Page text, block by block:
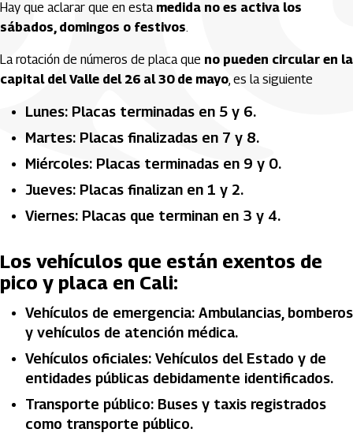
Hay que aclarar que en esta medida no es activa los
sábados, domingos o festivos.
La rotación de números de placa que no pueden circular en la
capital del Valle del 26 al 30 de mayo, es la siguiente
Lunes: Placas terminadas en 5 y 6.
Martes: Placas finalizadas en 7 y 8.
Miércoles: Placas terminadas en 9 y 0.
Jueves: Placas finalizan en 1 y 2.
Viernes: Placas que terminan en 3 y 4.
Los vehículos que están exentos de
pico y placa en Cali:
Vehículos de emergencia: Ambulancias, bomberos
y vehículos de atención médica.
Vehículos oficiales: Vehículos del Estado y de
entidades públicas debidamente identificados.
Transporte público: Buses y taxis registrados
como transporte público.